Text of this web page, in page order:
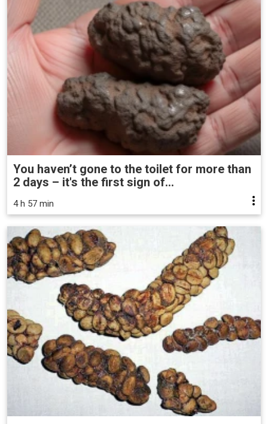
You haven’t gone to the toilet for more than
2 days – it's the first sign of...
4 h 57 min